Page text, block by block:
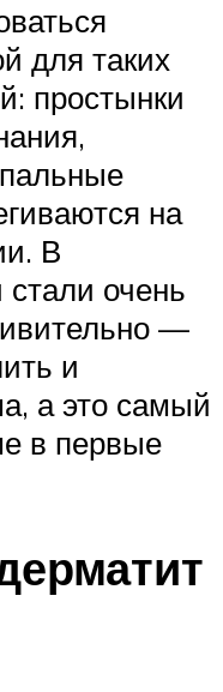
для таких
простынки
на
В
очень
—
и
а это самый
в первые